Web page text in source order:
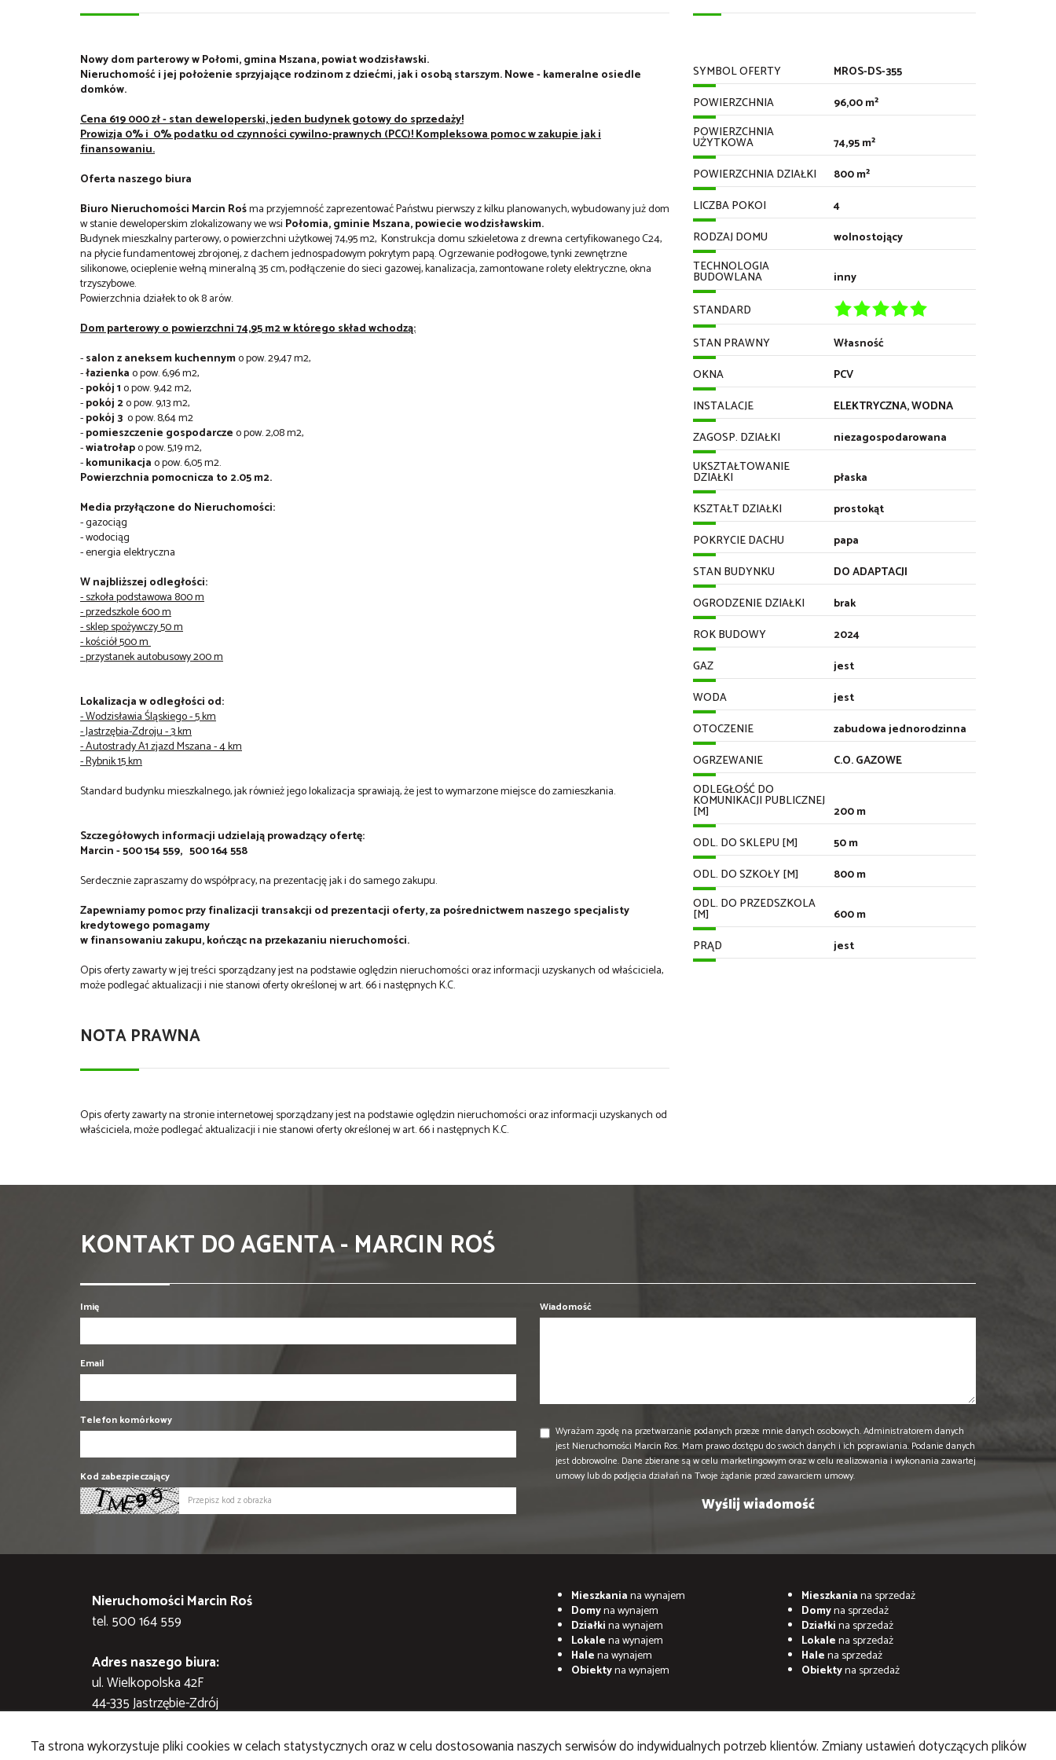
Nowy dom parterowy w Połomi, gmina Mszana, powiat wodzisławski.
Nieruchomość i jej położenie sprzyjające rodzinom z dziećmi, jak i osobą starszym. Nowe - kameralne osiedle
domków.
Cena 619 000 zł - stan deweloperski, jeden budynek gotowy do sprzedaży!
Prowizja 0% i 0% podatku od czynności cywilno-prawnych (PCC)! Kompleksowa pomoc w zakupie jak i
finansowaniu.
Oferta naszego biura
Biuro Nieruchomości Marcin Rośma przyjemność zaprezentować Państwu pierwszy z kilku planowanych, wybudowany już dom
w stanie deweloperskim zlokalizowany we wsi Połomia, gminie Mszana, powiecie wodzisławskim.
Budynek mieszkalny parterowy, o powierzchni użytkowej 74,95 m2, Konstrukcja domu szkieletowa z drewna certyfikowanego C24,
na płycie fundamentowej zbrojonej, z dachem jednospadowym pokrytym papą. Ogrzewanie podłogowe, tynki zewnętrzne
silikonowe, ocieplenie wełną mineralną 35 cm, podłączenie do sieci gazowej, kanalizacja, zamontowane rolety elektryczne, okna
trzyszybowe.
Powierzchnia działek to ok 8 arów.
Dom parterowy o powierzchni 74,95 m2 w którego skład wchodzą:
-salon z aneksem kuchennymo pow. 29,47 m2,
-łazienkao pow. 6,96 m2,
-pokój 1o pow. 9,42 m2,
-pokój 2o pow. 9,13 m2,
-pokój 3 o pow. 8,64 m2
-pomieszczenie gospodarczeo pow. 2,08 m2,
-wiatrołapo pow. 5,19 m2,
-komunikacjao pow. 6,05 m2.
Powierzchnia pomocnicza to 2.05 m2.
Media przyłączone do Nieruchomości:
- gazociąg
- wodociąg
- energia elektryczna
W najbliższej odległości:
- szkoła podstawowa 800 m
- przedszkole 600 m
- sklep spożywczy 50 m
- kościół 500 m
- przystanek autobusowy 200 m
Lokalizacja w odległości od:
- Wodzisławia Śląskiego - 5 km
- Jastrzębia-Zdroju - 3 km
- Autostrady A1 zjazd Mszana - 4 km
- Rybnik 15 km
Standard budynku mieszkalnego, jak również jego lokalizacja sprawiają, że jest to wymarzone miejsce do zamieszkania.
Szczegółowych informacji udzielająprowadzący ofertę:
Marcin - 500 154 559, 500 164 558
Serdecznie zapraszamy do współpracy, na prezentację jak i do samego zakupu.
Zapewniamy pomoc przy finalizacji transakcji od prezentacji oferty, za pośrednictwem naszego specjalisty
kredytowego pomagamy
w finansowaniu zakupu, kończąc na przekazaniu nieruchomości.
Opis oferty zawarty w jej treści sporządzany jest na podstawie oględzin nieruchomości oraz informacji uzyskanych od właściciela,
może podlegać aktualizacji i nie stanowi oferty określonej w art. 66 i następnych K.C.
NOTA PRAWNA
Opis oferty zawarty na stronie internetowej sporządzany jest na podstawie oględzin nieruchomości oraz informacji uzyskanych od
właściciela, może podlegać aktualizacji i nie stanowi oferty określonej w art. 66 i następnych K.C.
SYMBOL OFERTY
MROS-DS-355
POWIERZCHNIA
96,00 m²
POWIERZCHNIA
UŻYTKOWA
74,95 m²
POWIERZCHNIA DZIAŁKI
800 m²
LICZBA POKOI
4
RODZAJ DOMU
wolnostojący
TECHNOLOGIA
BUDOWLANA
inny
STANDARD
STAN PRAWNY
Własność
OKNA
PCV
INSTALACJE
ELEKTRYCZNA, WODNA
ZAGOSP. DZIAŁKI
niezagospodarowana
UKSZTAŁTOWANIE
DZIAŁKI
płaska
KSZTAŁT DZIAŁKI
prostokąt
POKRYCIE DACHU
papa
STAN BUDYNKU
DO ADAPTACJI
OGRODZENIE DZIAŁKI
brak
ROK BUDOWY
2024
GAZ
jest
WODA
jest
OTOCZENIE
zabudowa jednorodzinna
OGRZEWANIE
C.O. GAZOWE
ODLEGŁOŚĆ DO
KOMUNIKACJI PUBLICZNEJ
[M]
200 m
ODL. DO SKLEPU [M]
50 m
ODL. DO SZKOŁY [M]
800 m
ODL. DO PRZEDSZKOLA
[M]
600 m
PRĄD
jest
KONTAKT DO AGENTA - MARCIN ROŚ
Imię
Email
Telefon komórkowy
Kod zabezpieczający
Wiadomość
Wyrażam zgodę na przetwarzanie podanych przeze mnie danych osobowych. Administratorem danych
jest Nieruchomości Marcin Ros. Mam prawo dostępu do swoich danych i ich poprawiania. Podanie danych
jest dobrowolne. Dane zbierane są w celu marketingowym oraz w celu realizowania i wykonania zawartej
umowy lub do podjęcia działań na Twoje żądanie przed zawarciem umowy.
Nieruchomości Marcin Roś
tel. 500 164 559
Adres naszego biura:
ul. Wielkopolska 42F
44-335 Jastrzębie-Zdrój
Mieszkaniana wynajem
Domyna wynajem
Działkina wynajem
Lokalena wynajem
Halena wynajem
Obiektyna wynajem
Mieszkaniana sprzedaż
Domyna sprzedaż
Działkina sprzedaż
Lokalena sprzedaż
Halena sprzedaż
Obiektyna sprzedaż
STRONA GŁÓWNA KONTAKT KUP SPRZEDAJ
Ta strona wykorzystuje pliki cookies w celach statystycznych oraz w celu dostosowania naszych serwisów do indywidualnych potrzeb klientów. Zmiany ustawień dotyczących plików